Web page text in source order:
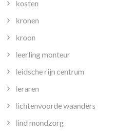
kosten
kronen
kroon
leerling monteur
leidsche rijn centrum
leraren
lichtenvoorde waanders
lind mondzorg